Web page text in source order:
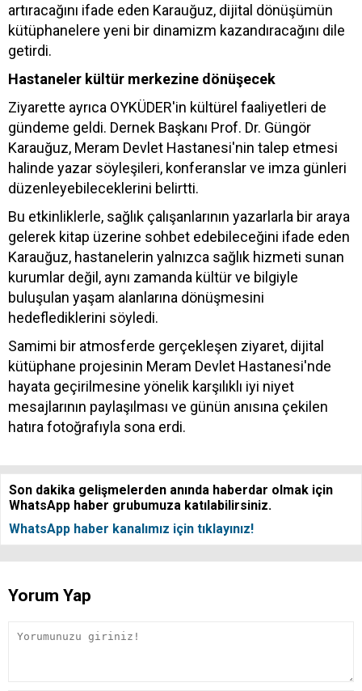
artıracağını ifade eden Karauğuz, dijital dönüşümün
kütüphanelere yeni bir dinamizm kazandıracağını dile
getirdi.
Hastaneler kültür merkezine dönüşecek
Ziyarette ayrıca OYKÜDER'in kültürel faaliyetleri de
gündeme geldi. Dernek Başkanı Prof. Dr. Güngör
Karauğuz, Meram Devlet Hastanesi'nin talep etmesi
halinde yazar söyleşileri, konferanslar ve imza günleri
düzenleyebileceklerini belirtti.
Bu etkinliklerle, sağlık çalışanlarının yazarlarla bir araya
gelerek kitap üzerine sohbet edebileceğini ifade eden
Karauğuz, hastanelerin yalnızca sağlık hizmeti sunan
kurumlar değil, aynı zamanda kültür ve bilgiyle
buluşulan yaşam alanlarına dönüşmesini
hedeflediklerini söyledi.
Samimi bir atmosferde gerçekleşen ziyaret, dijital
kütüphane projesinin Meram Devlet Hastanesi'nde
hayata geçirilmesine yönelik karşılıklı iyi niyet
mesajlarının paylaşılması ve günün anısına çekilen
hatıra fotoğrafıyla sona erdi.
Son dakika gelişmelerden anında haberdar olmak için
WhatsApp haber grubumuza katılabilirsiniz.
WhatsApp haber kanalımız için tıklayınız!
Yorum Yap